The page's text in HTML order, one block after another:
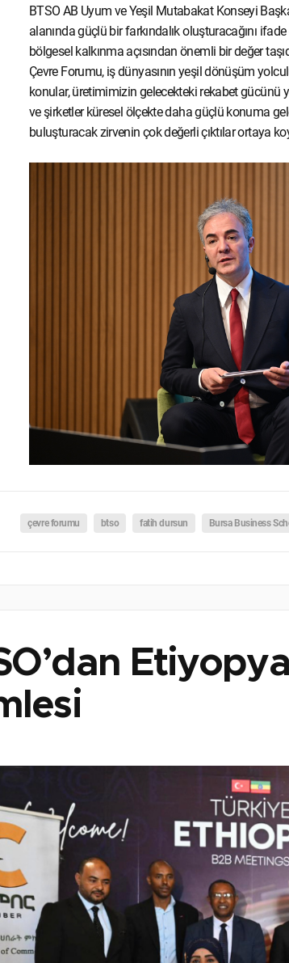
BTSO AB Uyum ve Yeşil Mutabakat Konseyi
alanında güçlü bir farkındalık oluşturacağını
bölgesel kalkınma açısından önemli bir değer
Çevre Forumu, iş dünyasının yeşil dönüşüm
konular, üretimimizin gelecekteki rekabet gücünü
ve şirketler küresel ölçekte daha güçlü konuma
buluşturacak zirvenin çok değerli çıktılar ortaya
çevre forumu btso fatih dursun Bursa Business